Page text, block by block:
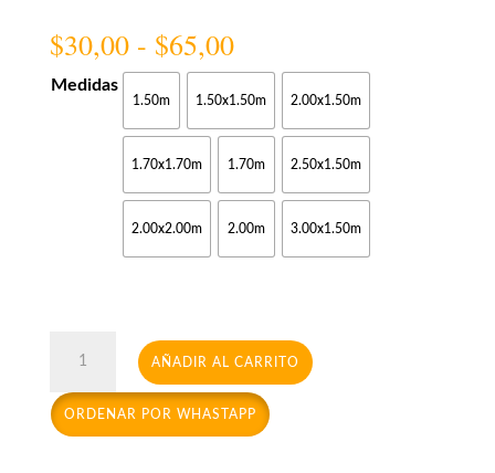
$30,00 - $65,00Rango
de
precios:
desde
$30,00
hasta
$65,00
Medidas
1.50m 1.50x1.50m 2.00x1.50m
1.70x1.70m 1.70m 2.50x1.50m
2.00x2.00m 2.00m 3.00x1.50m
cantidad
AÑADIR AL CARRITO
ORDENAR POR WHASTAPP